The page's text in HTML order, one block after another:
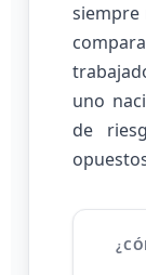
siempre
uno
de